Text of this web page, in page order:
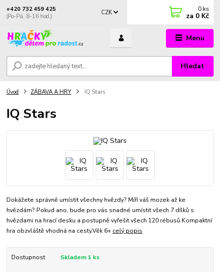
Menu
CZK
Hledat
+420 732 459 425
(Po-Pá, 8-16 hod.)
0 ks
za 0 Kč
Úvod ZÁBAVA A HRY IQ Stars
IQ Stars
Dokážete správně umístit všechny hvězdy? Míří váš mozek až ke
hvězdám? Pokud ano, bude pro vás snadné umístit všech 7 dílků s
hvězdami na hrací desku a postupně vyřešit všech 120 rébusů.Kompaktní
hra obzvláště vhodná na cesty.Věk 6+ celý popis
Dostupnost Skladem 1 ks